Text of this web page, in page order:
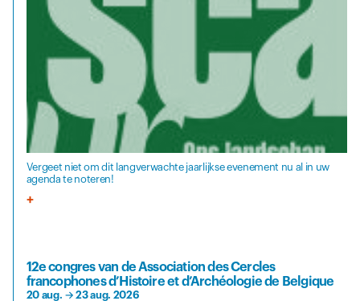
Vergeet niet om dit langverwachte jaarlijkse evenement nu al in uw
agenda te noteren!
12e congres van de Association des Cercles
francophones d’Histoire et d’Archéologie de Belgique
20 aug. →23 aug. 2026